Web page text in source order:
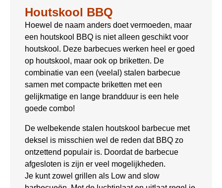
Houtskool BBQ
Hoewel de naam anders doet vermoeden, maar
een houtskool BBQ is niet alleen geschikt voor
houtskool. Deze barbecues werken heel er goed
op houtskool, maar ook op briketten. De
combinatie van een (veelal) stalen barbecue
samen met compacte briketten met een
gelijkmatige en lange brandduur is een hele
goede combo!
De welbekende stalen houtskool barbecue met
deksel is misschien wel de reden dat BBQ zo
ontzettend populair is. Doordat de barbecue
afgesloten is zijn er veel mogelijkheden.
Je kunt zowel grillen als Low and slow